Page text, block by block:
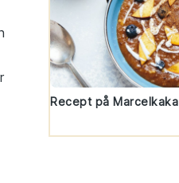
Recept på Marcelkaka